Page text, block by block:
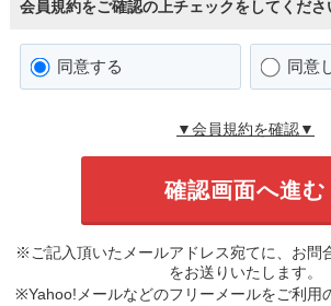
会員規約をご確認の上チェックをしてくださ
同意する 同意
▼会員規約を確認▼
※ご記入頂いたメールアドレス宛てに、お問
をお送りいたします。
※Yahoo!メールなどのフリーメールをご利用